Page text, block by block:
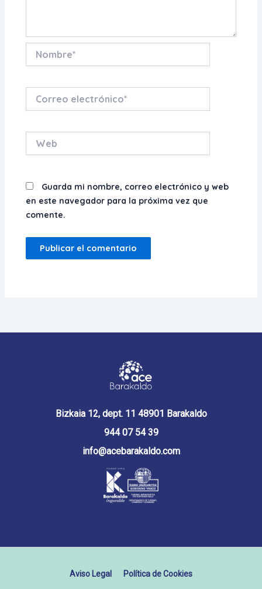
electrónico*
Guarda mi nombre, correo electrónico y web
en este navegador para la próxima vez que
comente.
Bizkaia 12, dept. 11 48901 Barakaldo
944 07 54 39
info@acebarakaldo.com
Aviso Legal Política de Cookies